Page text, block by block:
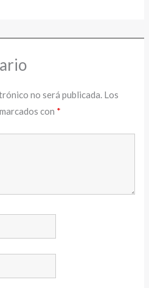
no será publicada. Los
con *